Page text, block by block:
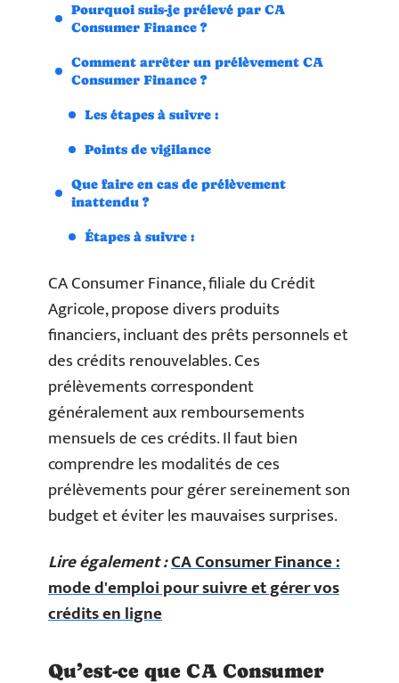
Pourquoi suis-je prélevé par CA
Consumer Finance ?
Comment arrêter un prélèvement CA
Consumer Finance ?
Les étapes à suivre :
Points de vigilance
Que faire en cas de prélèvement
inattendu ?
Étapes à suivre :
CA Consumer Finance, filiale du Crédit
Agricole, propose divers produits
financiers, incluant des prêts personnels et
des crédits renouvelables. Ces
prélèvements correspondent
généralement aux remboursements
mensuels de ces crédits. Il faut bien
comprendre les modalités de ces
prélèvements pour gérer sereinement son
budget et éviter les mauvaises surprises.
Lire également :CA Consumer Finance :
mode d'emploi pour suivre et gérer vos
crédits en ligne
Qu’est-ce que CA Consumer